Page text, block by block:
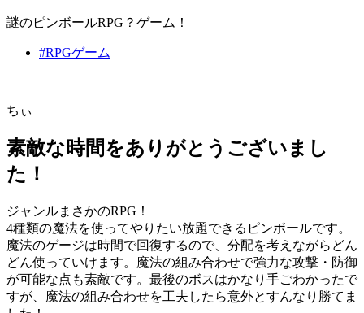
謎のピンボールRPG？ゲーム！
#RPGゲーム
ちぃ
素敵な時間をありがとうございまし
た！
ジャンルまさかのRPG！
4種類の魔法を使ってやりたい放題できるピンボールです。
魔法のゲージは時間で回復するので、分配を考えながらどん
どん使っていけます。魔法の組み合わせで強力な攻撃・防御
が可能な点も素敵です。最後のボスはかなり手ごわかったで
すが、魔法の組み合わせを工夫したら意外とすんなり勝てま